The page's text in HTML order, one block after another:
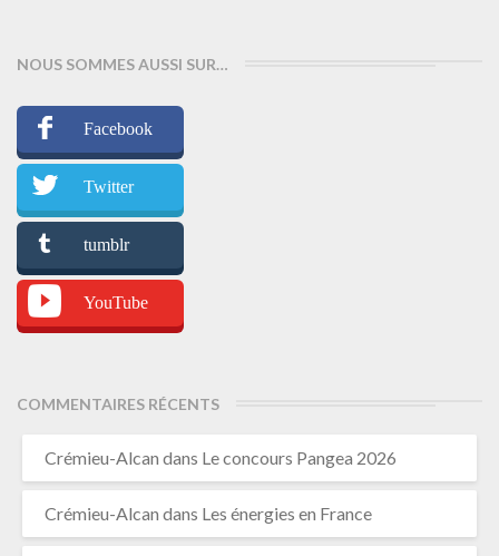
NOUS SOMMES AUSSI SUR…
Facebook
Twitter
tumblr
YouTube
COMMENTAIRES RÉCENTS
Crémieu-Alcan dans Le concours Pangea 2026
Crémieu-Alcan dans Les énergies en France